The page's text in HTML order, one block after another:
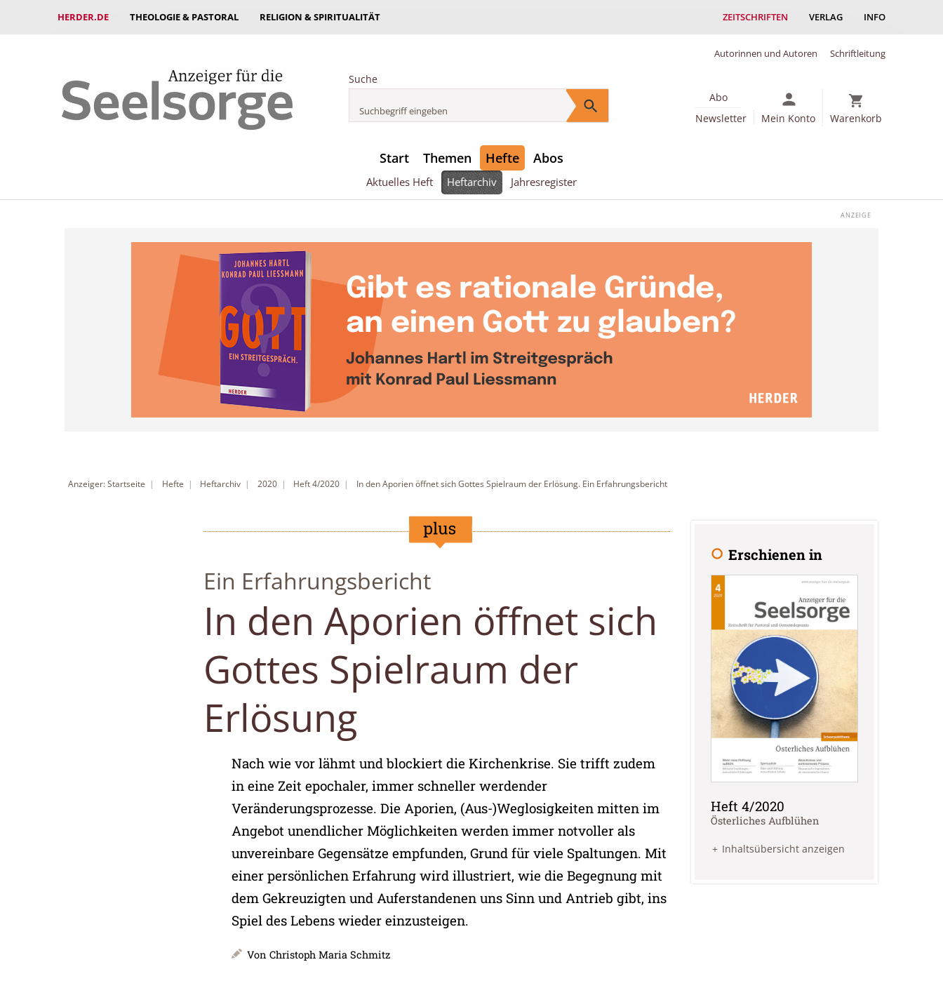
HERDER.DE THEOLOGIE & PASTORAL RELIGION & SPIRITUALITÄT ZEITSCHRIFTEN VERLAG INFO
Autorinnen und Autoren Schriftleitung
Suche
Abo
Newsletter
Mein Konto Warenkorb
Start Themen Hefte Abos
Aktuelles Heft Heftarchiv Jahresregister
Anzeiger: Startseite Hefte Heftarchiv 2020 Heft 4/2020 In den Aporien öffnet sich Gottes Spielraum der Erlösung. Ein Erfahrungsbericht
Ein Erfahrungsbericht
:
In den Aporien öffnet sich
Gottes Spielraum der
Erlösung
Nach wie vor lähmt und blockiert die Kirchenkrise. Sie trifft zudem
in eine Zeit epochaler, immer schneller werdender
Veränderungsprozesse. Die Aporien, (Aus-)Weglosigkeiten mitten im
Angebot unendlicher Möglichkeiten werden immer notvoller als
unvereinbare Gegensätze empfunden, Grund für viele Spaltungen. Mit
einer persönlichen Erfahrung wird illustriert, wie die Begegnung mit
dem Gekreuzigten und Auferstandenen uns Sinn und Antrieb gibt, ins
Spiel des Lebens wieder einzusteigen.
Von Christoph Maria Schmitz
Erschienen in
Heft 4/2020
:
Österliches Aufblühen
Inhaltsübersicht anzeigen